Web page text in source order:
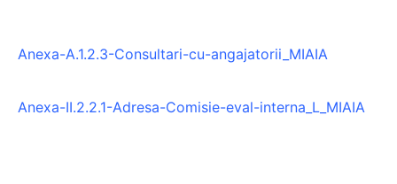
Anexa-A.1.2.3-Consultari-cu-angajatorii_MIAIA
Anexa-II.2.2.1-Adresa-Comisie-eval-interna_L_MIAIA